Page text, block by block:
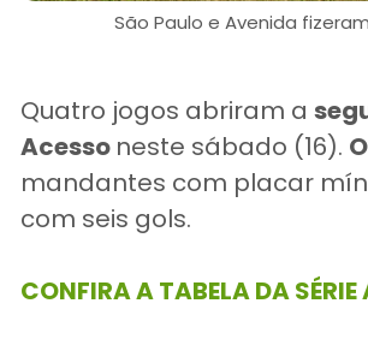
São Paulo e Avenida
Quatro jogos abriram a
Acesso neste sábado (16).
mandantes com placar
com seis gols.
CONFIRA A TABELA DA SÉRIE